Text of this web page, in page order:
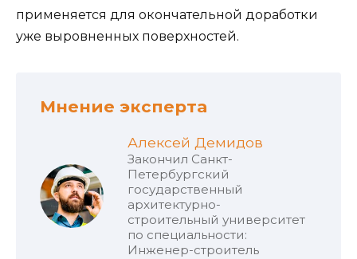
применяется для окончательной доработки
уже выровненных поверхностей.
Мнение эксперта
Алексей Демидов
Закончил Санкт-
Петербургский
государственный
архитектурно-
строительный университет
по специальности:
Инженер-строитель